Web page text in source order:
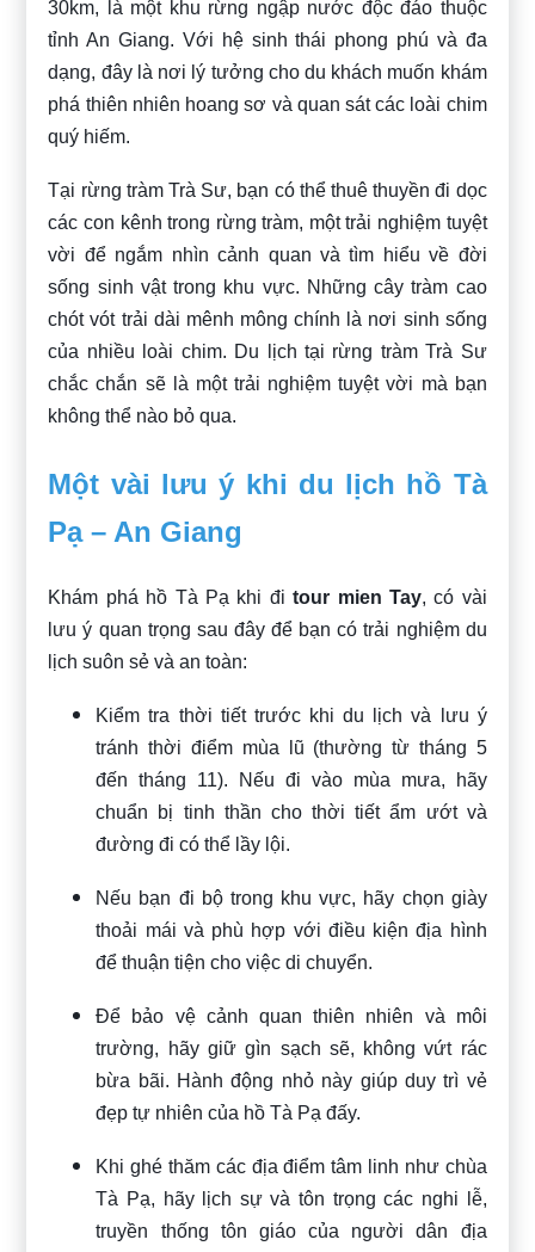
30km, là một khu rừng ngập nước độc đáo thuộc
tỉnh An Giang. Với hệ sinh thái phong phú và đa
dạng, đây là nơi lý tưởng cho du khách muốn khám
phá thiên nhiên hoang sơ và quan sát các loài chim
quý hiếm.
Tại rừng tràm Trà Sư, bạn có thể thuê thuyền đi dọc
các con kênh trong rừng tràm, một trải nghiệm tuyệt
vời để ngắm nhìn cảnh quan và tìm hiểu về đời
sống sinh vật trong khu vực. Những cây tràm cao
chót vót trải dài mênh mông chính là nơi sinh sống
của nhiều loài chim. Du lịch tại rừng tràm Trà Sư
chắc chắn sẽ là một trải nghiệm tuyệt vời mà bạn
không thể nào bỏ qua.
Một vài lưu ý khi du lịch hồ Tà
Pạ – An Giang
Khám phá hồ Tà Pạ khi đitour mien Tay, có vài
lưu ý quan trọng sau đây để bạn có trải nghiệm du
lịch suôn sẻ và an toàn:
Kiểm tra thời tiết trước khi du lịch và lưu ý
tránh thời điểm mùa lũ (thường từ tháng 5
đến tháng 11). Nếu đi vào mùa mưa, hãy
chuẩn bị tinh thần cho thời tiết ẩm ướt và
đường đi có thể lầy lội.
Nếu bạn đi bộ trong khu vực, hãy chọn giày
thoải mái và phù hợp với điều kiện địa hình
để thuận tiện cho việc di chuyển.
Để bảo vệ cảnh quan thiên nhiên và môi
trường, hãy giữ gìn sạch sẽ, không vứt rác
bừa bãi. Hành động nhỏ này giúp duy trì vẻ
đẹp tự nhiên của hồ Tà Pạ đấy.
Khi ghé thăm các địa điểm tâm linh như chùa
Tà Pạ, hãy lịch sự và tôn trọng các nghi lễ,
truyền thống tôn giáo của người dân địa